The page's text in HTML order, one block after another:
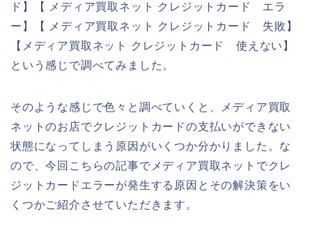
ド】【 メディア買取ネット クレジットカード エラ
ー】【 メディア買取ネット クレジットカード 失敗】
【メディア買取ネット クレジットカード 使えない】
という感じで調べてみました。
そのような感じで色々と調べていくと、メディア買取
ネットのお店でクレジットカードの支払いができない
状態になってしまう原因がいくつか分かりました。な
ので、今回こちらの記事でメディア買取ネットでクレ
ジットカードエラーが発生する原因とその解決策をい
くつかご紹介させていただきます。